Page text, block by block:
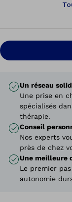
Un réseau
Une prise en
spécialisés
thérapie.
Conseil
Nos experts
près de chez
Une meilleure
Le premier
autonomie